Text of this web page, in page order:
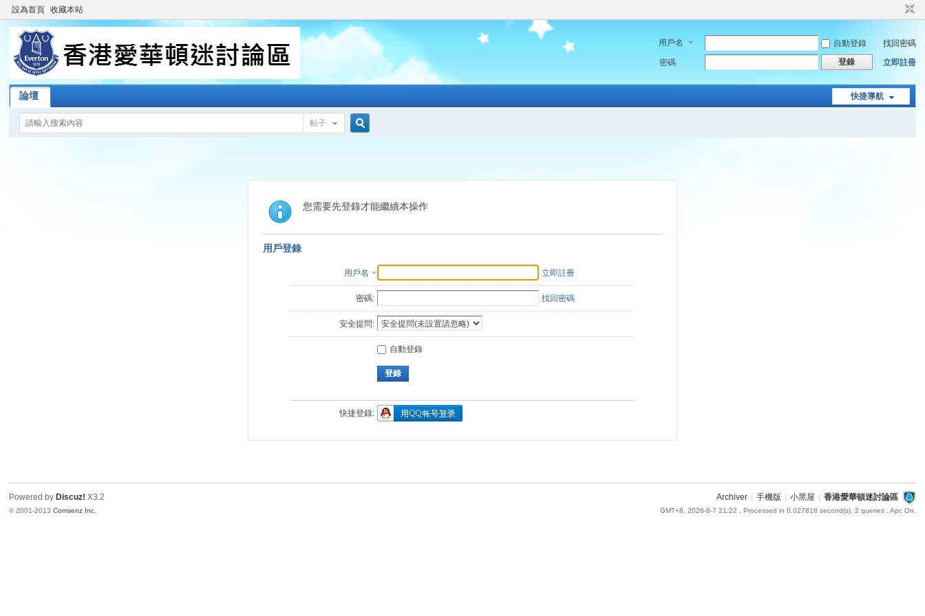
設為首頁 收藏本站
用戶名 自動登錄
找回密碼
密碼
登錄 立即註冊
快捷導航
論壇
帖子
索
您需要先登錄才能繼續本操作
用戶登錄
用戶名 立即註冊
密碼: 找回密碼
安全提問:
自動登錄
登錄
快捷登錄:
Archiver 手機版 小黑屋 香港愛華頓迷討論區
GMT+8, 2026-8-7 21:22 , Processed in 0.027818 second(s), 2 queries , Apc On.
Powered by Discuz! X3.2
© 2001-2013Comsenz Inc.